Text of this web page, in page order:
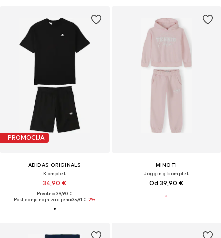
PROMOCIJA
ADIDAS ORIGINALS
Komplet
34,90 €
Prvotno: 39,90 €
Posljednja najniža cijena:35,91 €-2%
MINOTI
Jogging komplet
Od 39,90 €